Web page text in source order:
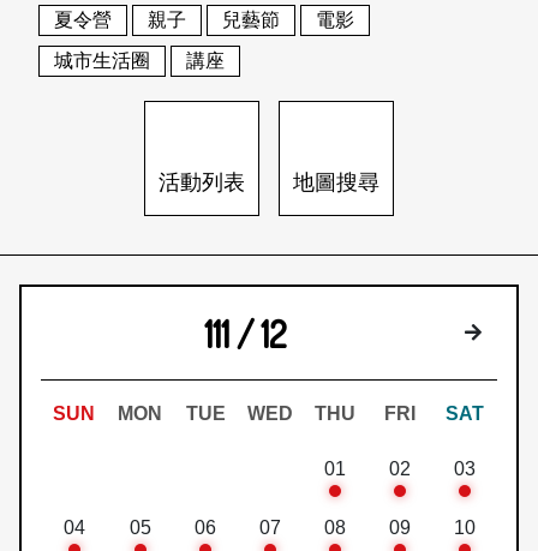
地圖搜尋
關於我們
刊物索取地點
會員基本資料
刊登活動
網站導覽 English
日本語 登入/註冊
夏令營
親子 兒藝節
電影
城市生活圈
講座
活動列表 地圖搜尋
111 / 12 下個月
SUN MON TUE WED THU FRI SAT
01 02 03
04 05 06 07 08 09 10